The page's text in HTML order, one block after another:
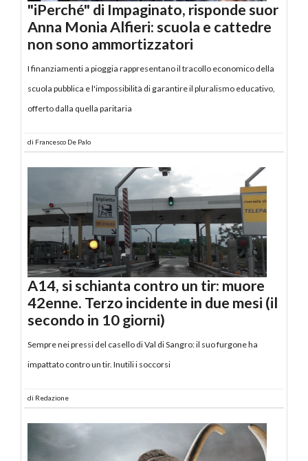
"iPerché" di Impaginato, risponde suor
Anna Monia Alfieri: scuola e cattedre
non sono ammortizzatori
I finanziamenti a pioggia rappresentano il tracollo economico della
scuola pubblica e l'impossibilità di garantire il pluralismo educativo,
offerto dalla quella paritaria
di Francesco De Palo
A14, si schianta contro un tir: muore
42enne. Terzo incidente in due mesi (il
secondo in 10 giorni)
Sempre nei pressi del casello di Val di Sangro: il suo furgone ha
impattato contro un tir. Inutili i soccorsi
di Redazione